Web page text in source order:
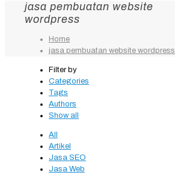
jasa pembuatan website
wordpress
Home
jasa pembuatan website wordpress
Filter by
Categories
Tags
Authors
Show all
All
Artikel
Jasa SEO
Jasa Web